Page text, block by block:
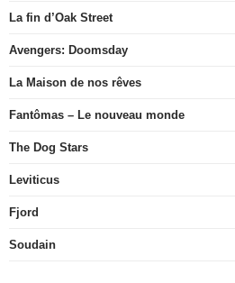
La fin d’Oak Street
Avengers: Doomsday
La Maison de nos rêves
Fantômas – Le nouveau monde
The Dog Stars
Leviticus
Fjord
Soudain